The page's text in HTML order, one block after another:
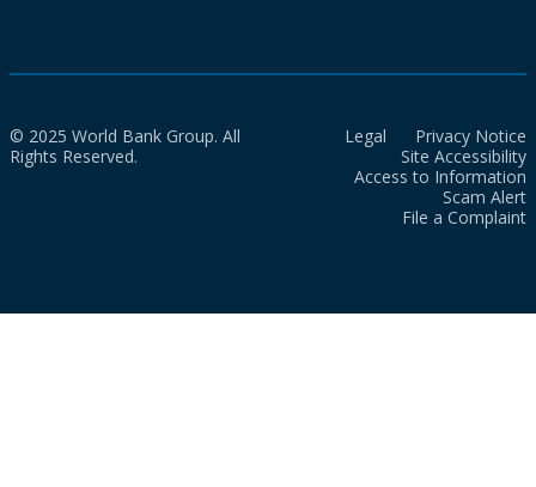
© 2025 World Bank Group. All
Rights Reserved.
Legal
Privacy Notice
Site Accessibility
Access to Information
Scam Alert
File a Complaint